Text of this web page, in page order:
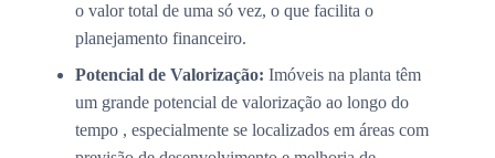
o valor total de uma só vez, o que facilita o
planejamento financeiro.
Potencial de Valorização: Imóveis na planta têm
um grande potencial de valorização ao longo do
tempo , especialmente se localizados em áreas com